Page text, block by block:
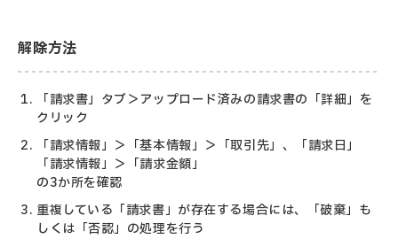
解除方法
「請求書」タブ＞アップロード済みの請求書の「詳細」を
クリック
「請求情報」＞「基本情報」＞「取引先」、「請求日」
「請求情報」＞「請求金額」
の3か所を確認
重複している「請求書」が存在する場合には、「破棄」も
しくは「否認」の処理を行う